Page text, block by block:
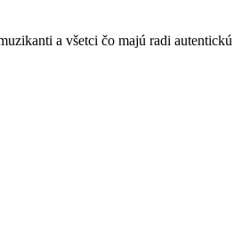
a všetci čo majú radi